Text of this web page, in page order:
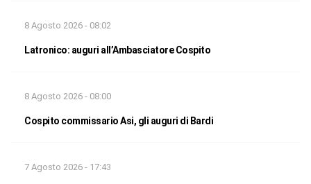
8 Agosto 2026 - 08:02
Latronico: auguri all’Ambasciatore Cospito
8 Agosto 2026 - 08:00
Cospito commissario Asi, gli auguri di Bardi
7 Agosto 2026 - 17:43